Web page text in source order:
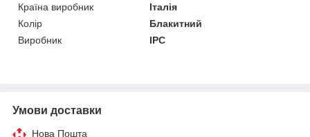
Країна виробник
Італія
Колір
Блакитний
Виробник
IPC
Умови доставки
Нова Пошта